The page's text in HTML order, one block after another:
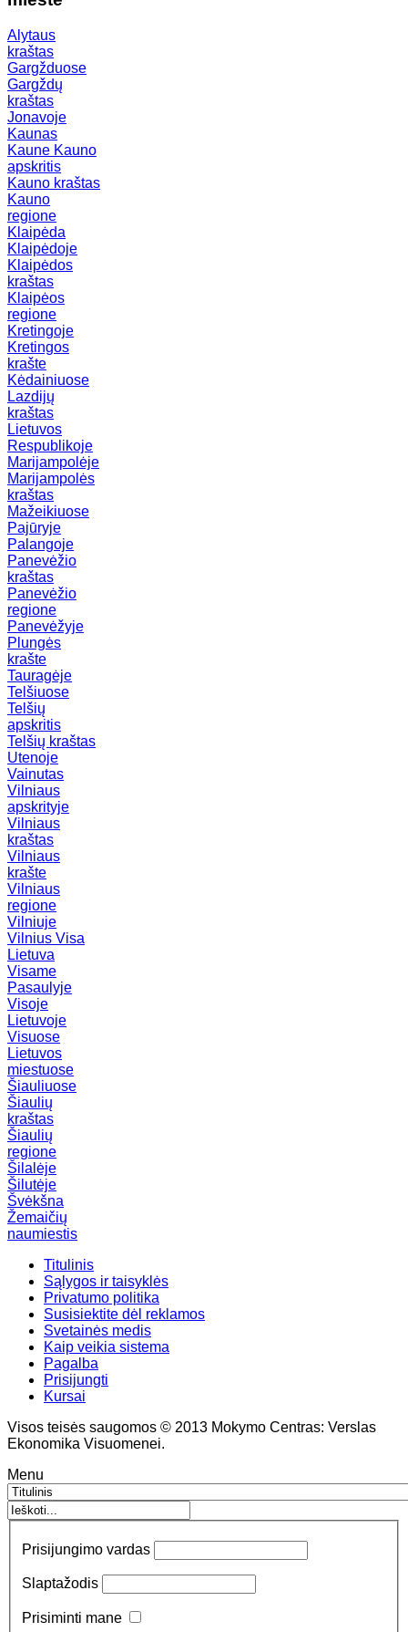
Alytaus
kraštas
Gargžduose
Gargždų
kraštas
Jonavoje
Kaunas
Kaune Kauno
apskritis
Kauno kraštas
Kauno
regione
Klaipėda
Klaipėdoje
Klaipėdos
kraštas
Klaipėos
regione
Kretingoje
Kretingos
krašte
Kėdainiuose
Lazdijų
kraštas
Lietuvos
Respublikoje
Marijampolėje
Marijampolės
kraštas
Mažeikiuose
Pajūryje
Palangoje
Panevėžio
kraštas
Panevėžio
regione
Panevėžyje
Plungės
krašte
Tauragėje
Telšiuose
Telšių
apskritis
Telšių kraštas
Utenoje
Vainutas
Vilniaus
apskrityje
Vilniaus
kraštas
Vilniaus
krašte
Vilniaus
regione
Vilniuje
Vilnius Visa
Lietuva
Visame
Pasaulyje
Visoje
Lietuvoje
Visuose
Lietuvos
miestuose
Šiauliuose
Šiaulių
kraštas
Šiaulių
regione
Šilalėje
Šilutėje
Švėkšna
Žemaičių
naumiestis
Titulinis
Sąlygos ir taisyklės
Privatumo politika
Susisiektite dėl reklamos
Svetainės medis
Kaip veikia sistema
Pagalba
Prisijungti
Kursai
Visos teisės saugomos © 2013 Mokymo Centras: Verslas
Ekonomika Visuomenei.
Menu
Prisijungimo vardas
Slaptažodis
Prisiminti mane